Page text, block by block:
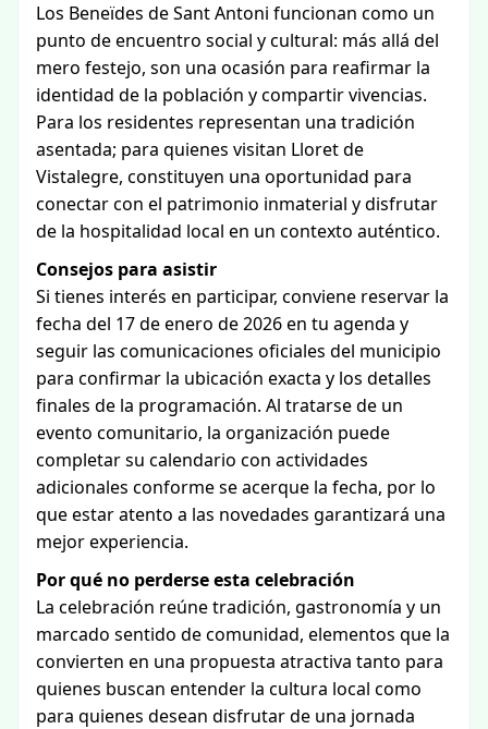
Los Beneïdes de Sant Antoni funcionan como un
punto de encuentro social y cultural: más allá del
mero festejo, son una ocasión para reafirmar la
identidad de la población y compartir vivencias.
Para los residentes representan una tradición
asentada; para quienes visitan Lloret de
Vistalegre, constituyen una oportunidad para
conectar con el patrimonio inmaterial y disfrutar
de la hospitalidad local en un contexto auténtico.
Consejos para asistir
Si tienes interés en participar, conviene reservar la
fecha del 17 de enero de 2026 en tu agenda y
seguir las comunicaciones oficiales del municipio
para confirmar la ubicación exacta y los detalles
finales de la programación. Al tratarse de un
evento comunitario, la organización puede
completar su calendario con actividades
adicionales conforme se acerque la fecha, por lo
que estar atento a las novedades garantizará una
mejor experiencia.
Por qué no perderse esta celebración
La celebración reúne tradición, gastronomía y un
marcado sentido de comunidad, elementos que la
convierten en una propuesta atractiva tanto para
quienes buscan entender la cultura local como
para quienes desean disfrutar de una jornada